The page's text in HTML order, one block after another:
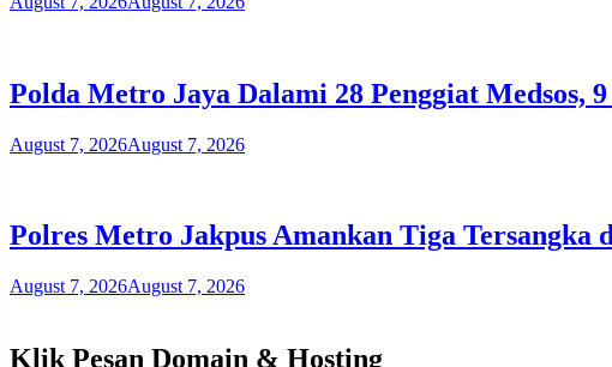
Polda Metro Jaya Dalami 28 Penggiat Medsos,
August 7, 2026August 7, 2026
Polres Metro Jakpus Amankan Tiga
August 7, 2026August 7, 2026
Klik Pesan Domain & Hosting